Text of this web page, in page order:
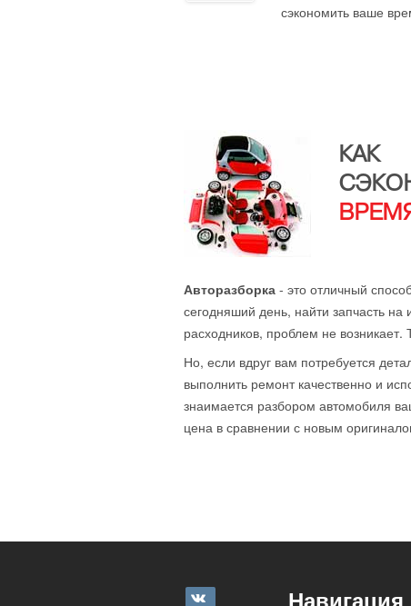
сэкономить ваше
КАК
Авторазборка - это отличный
сегодняший день, найти запчасть
расходников, проблем не
Но, если вдруг вам потребуется
выполнить ремонт качественно и
знаимается разбором автомобиля
цена в сравнении с новым
Навигация